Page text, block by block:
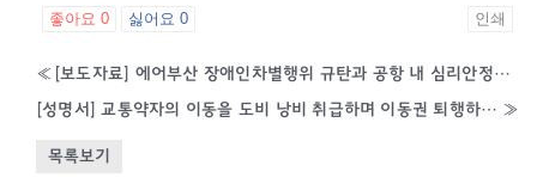
좋아요 0 싫어요0 인쇄
« [보도자료] 에어부산 장애인차별행위 규탄과 공항 내 심리안정실 설치 요구 기자회견
[성명서] 교통약자의 이동을 도비 낭비 취급하며 이동권 퇴행하는 강원특별자치도를 규탄한다! — 강원특별자치도는 특별교통수단 이용 횟수 제한, 광역 이동 제한 즉각 철회하라 »
목록보기